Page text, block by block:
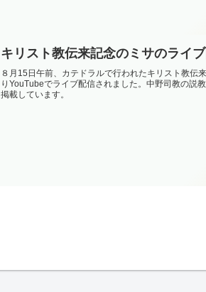
キリスト教伝来記念のミサのライ
８月15日午前、カテドラルで行われたキリスト教伝
りYouTubeでライブ配信されました。中野司教の説
掲載しています。